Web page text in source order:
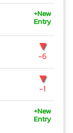
+New
Entry
▼
-6
▼
-1
+New
Entry